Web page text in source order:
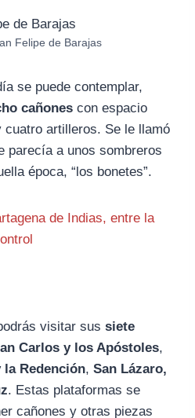
Felipe de Barajas
se puede contemplar,
cañones con espacio
cuatro artilleros. Se le llamó
parecía a unos sombreros
época, “los bonetes”.
de Indias, entre la
visitar sus siete
Carlos y los Apóstoles,
la Redención, San Lázaro,
. Estas plataformas se
cañones y otras piezas